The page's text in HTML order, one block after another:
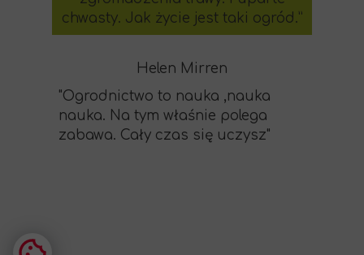
Helen Mirren
"Ogrodnictwo to nauka ,nauka
nauka. Na tym właśnie polega
zabawa. Cały czas się uczysz"
chwasty. Jak życie jest taki ogród.”